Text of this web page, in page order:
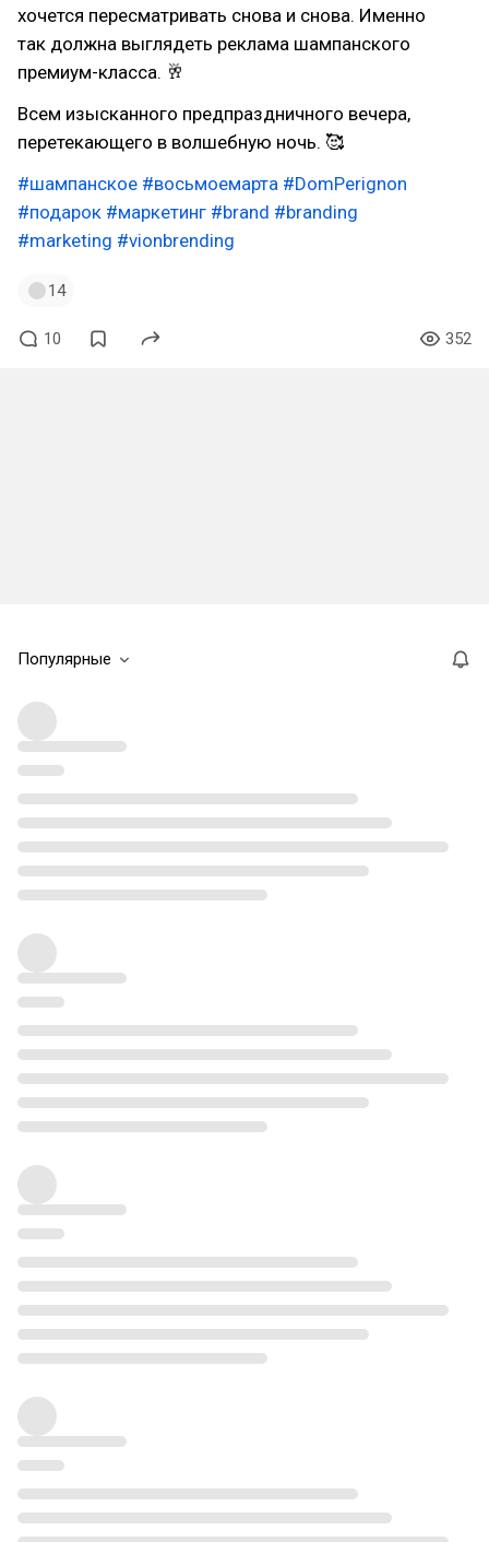
хочется пересматривать снова и снова. Именно
так должна выглядеть реклама шампанского
премиум-класса. 🥂
Всем изысканного предпраздничного вечера,
перетекающего в волшебную ночь. 🥰
#шампанское #восьмоемарта #DomPerignon
#подарок #маркетинг #brand #branding
#marketing #vionbrending
14
10 352
Популярные